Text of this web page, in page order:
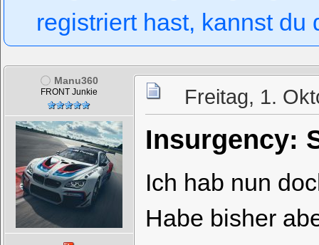
registriert hast, kannst du
Manu360
FRONT Junkie Freitag, 1.
Insurgency:
Ich hab nun
Habe bisher